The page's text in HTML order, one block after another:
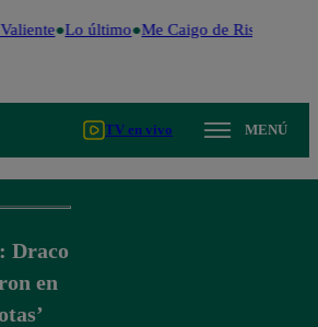
Lo último Me Caigo de Risa
TV en vivo MENÚ
Draco
en